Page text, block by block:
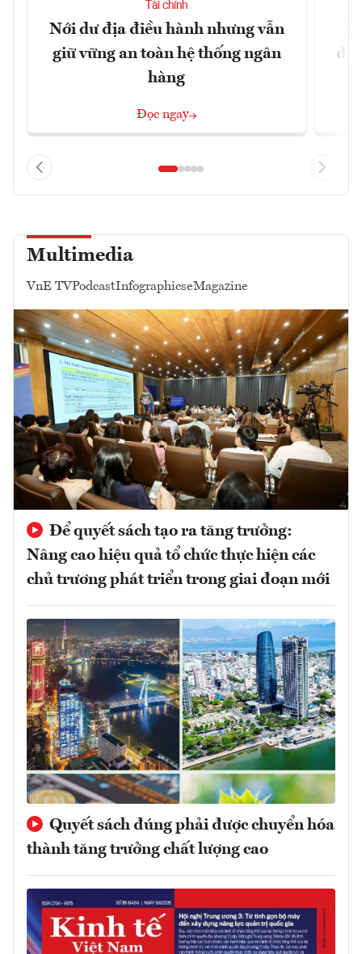
Tài chính
Nới dư địa điều hành nhưng vẫn
giữ vững an toàn hệ thống ngân
hàng
Đọc ngay
Multimedia
VnE TVPodcastInfographicseMagazine
Để quyết sách tạo ra tăng trưởng:
Nâng cao hiệu quả tổ chức thực hiện các
chủ trương phát triển trong giai đoạn mới
Quyết sách đúng phải được chuyển hóa
thành tăng trưởng chất lượng cao